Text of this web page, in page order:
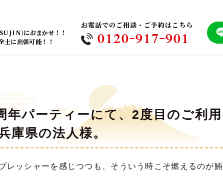
におまかせ！！
土に出張可能！！
お電話でのご相談・ご予約はこちら
0120-917-901
年パーティーにて、2度目のご利用
庫県の法人様。
レッシャーを感じつつも、そういう時こそ燃えるのが鮪